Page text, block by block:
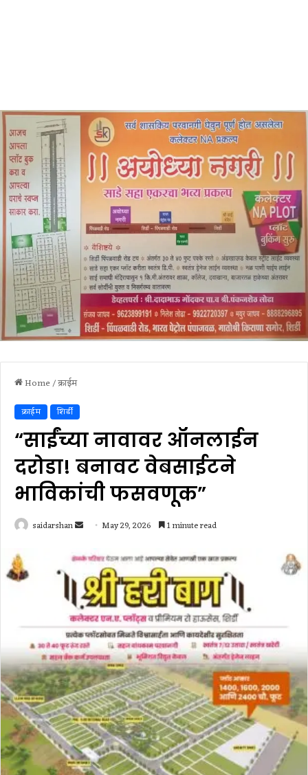
Home/क्राईम
क्राईम शिर्डी
“साईंच्या नावावर ऑनलाईन
दरोडा! बनावट वेबसाईटने
भाविकांची फसवणूक”
saidarshan
Send
email
May 29, 2026 1 minute read